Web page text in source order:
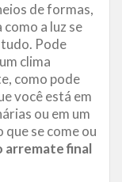
de formas,
a luz se
Pode
clima
como pode
você está em
ou em um
que se come ou
arremate final